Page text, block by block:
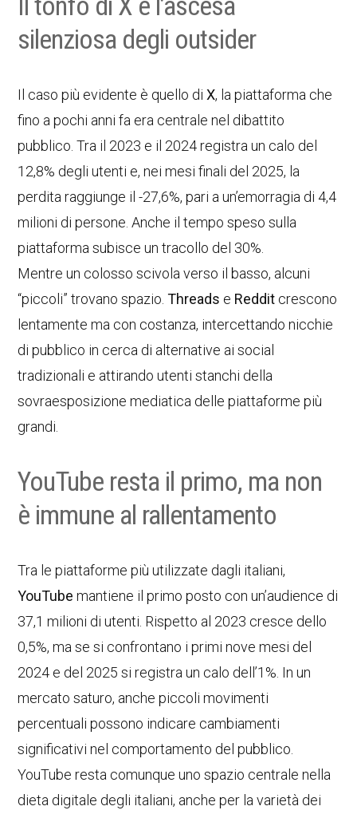
silenziosa degli outsider
Il caso più evidente è quello diX, la piattaforma che
fino a pochi anni fa era centrale nel dibattito
pubblico. Tra il 2023 e il 2024 registra un calo del
12,8% degli utenti e, nei mesi finali del 2025, la
perdita raggiunge il -27,6%, pari a un’emorragia di 4,4
milioni di persone. Anche il tempo speso sulla
piattaforma subisce un tracollo del 30%.
Mentre un colosso scivola verso il basso, alcuni
“piccoli” trovano spazio.Threads e Reddit crescono
lentamente ma con costanza, intercettando nicchie
di pubblico in cerca di alternative ai social
tradizionali e attirando utenti stanchi della
sovraesposizione mediatica delle piattaforme più
grandi.
YouTube resta il primo, ma non
è immune al rallentamento
Tra le piattaforme più utilizzate dagli italiani,
YouTube mantiene il primo posto con un’audience di
37,1 milioni di utenti. Rispetto al 2023 cresce dello
0,5%, ma se si confrontano i primi nove mesi del
2024 e del 2025 si registra un calo dell’1%. In un
mercato saturo, anche piccoli movimenti
percentuali possono indicare cambiamenti
significativi nel comportamento del pubblico.
YouTube resta comunque uno spazio centrale nella
dieta digitale degli italiani, anche per la varietà dei